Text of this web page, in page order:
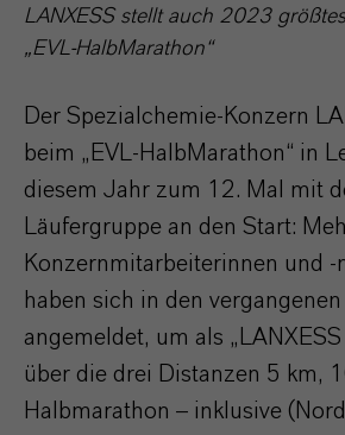
LANXESS stellt auch 2023
„EVL-HalbMarathon“
Der Spezialchemie-Konzern
beim „EVL-HalbMarathon“ in
diesem Jahr zum 12. Mal mit
Läufergruppe an den Start:
Konzernmitarbeiterinnen und
haben sich in den
angemeldet, um als
über die drei Distanzen 5 km,
Halbmarathon – inklusive